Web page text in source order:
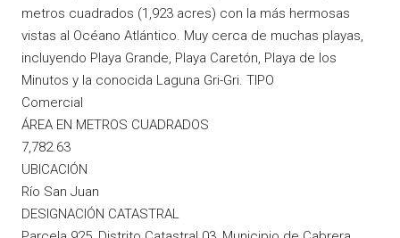
metros cuadrados (1,923 acres) con la más hermosas
vistas al Océano Atlántico. Muy cerca de muchas playas,
incluyendo Playa Grande, Playa Caretón, Playa de los
Minutos y la conocida Laguna Gri-Gri. TIPO
Comercial
ÁREA EN METROS CUADRADOS
7,782.63
UBICACIÓN
Río San Juan
DESIGNACIÓN CATASTRAL